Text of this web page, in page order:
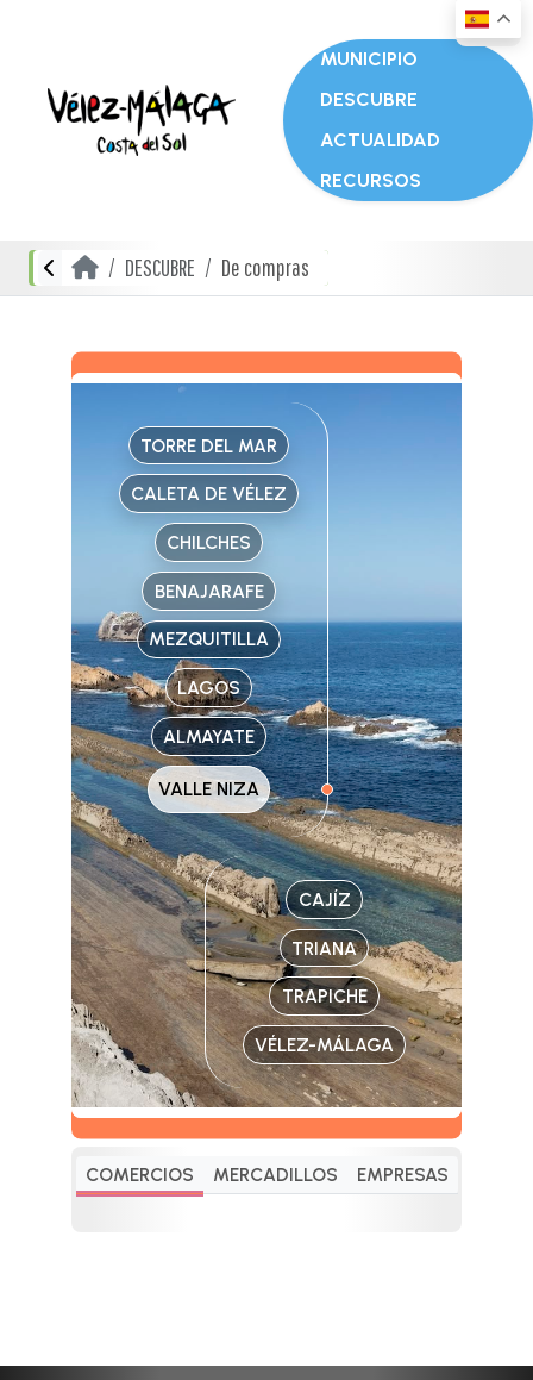
MUNICIPIO
DESCUBRE
ACTUALIDAD
RECURSOS
DESCUBRE De compras
TORRE DEL MAR
CALETA DE VÉLEZ
CHILCHES
BENAJARAFE
MEZQUITILLA
LAGOS
ALMAYATE
VALLE NIZA
CAJÍZ
TRIANA
TRAPICHE
VÉLEZ-MÁLAGA
COMERCIOS MERCADILLOS EMPRESAS